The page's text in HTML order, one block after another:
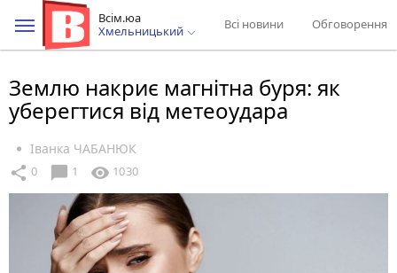
Всім.юа
Хмельницький
Всі новини Обговорення
Землю накриє магнітна буря: як
уберегтися від метеоудара
Іванка ЧАБАНЮК
share 0 chat_bubble 1 visibility 1030